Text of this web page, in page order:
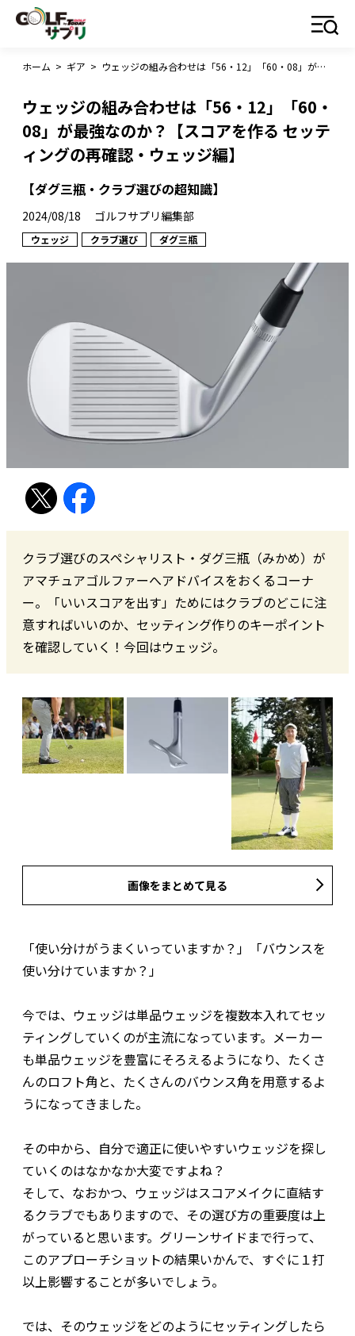
ホーム > ギア > ウェッジの組み合わせは「56・12」「60・08」が最強なのか？【スコアを作る セッティングの再確認・ウェッジ編】
ウェッジの組み合わせは「56・12」「60・
08」が最強なのか？【スコアを作る セッテ
ィングの再確認・ウェッジ編】
【ダグ三瓶・クラブ選びの超知識】
2024/08/18 ゴルフサプリ編集部
ウェッジ クラブ選び ダグ三瓶
クラブ選びのスペシャリスト・ダグ三瓶（みかめ）が
アマチュアゴルファーへアドバイスをおくるコーナ
ー。「いいスコアを出す」ためにはクラブのどこに注
意すればいいのか、セッティング作りのキーポイント
を確認していく！今回はウェッジ。
画像をまとめて見る
「使い分けがうまくいっていますか？」「バウンスを
使い分けていますか？」
今では、ウェッジは単品ウェッジを複数本入れてセッ
ティングしていくのが主流になっています。メーカー
も単品ウェッジを豊富にそろえるようになり、たくさ
んのロフト角と、たくさんのバウンス角を用意するよ
うになってきました。
その中から、自分で適正に使いやすいウェッジを探し
ていくのはなかなか大変ですよね？
そして、なおかつ、ウェッジはスコアメイクに直結す
るクラブでもありますので、その選び方の重要度は上
がっていると思います。グリーンサイドまで行って、
このアプローチショットの結果いかんで、すぐに１打
以上影響することが多いでしょう。
では、そのウェッジをどのようにセッティングしたら